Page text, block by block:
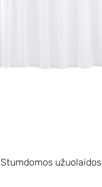
Stumdomos užuolaidos